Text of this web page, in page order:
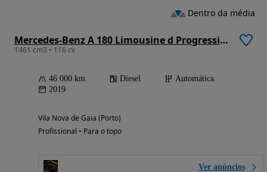
Mercedes-Benz A 180 Limousine d Progressive Aut.
1461 cm3 • 116 cv
46 000 km Diesel
Automática
2019
Vila Nova de Gaia (Porto)
Profissional • Para o topo
Ver anúncios
Dentro da média